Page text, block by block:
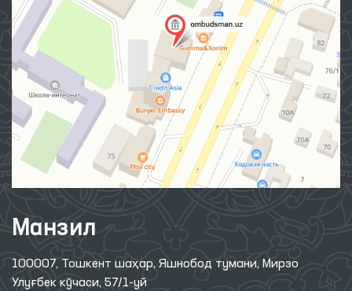
Манзил
100007, Тошкент шаҳар, Яшнобод тумани, Мирзо
Улуғбек кўчаси, 57/1-уй